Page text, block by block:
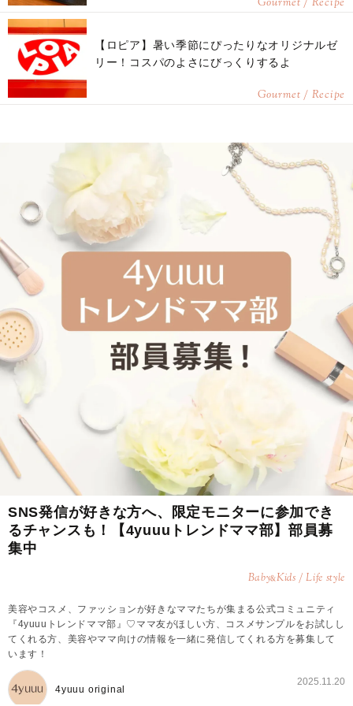
Gourmet / Recipe
【ロピア】暑い季節にぴったりなオリジナルゼ
リー！コスパのよさにびっくりするよ
Gourmet / Recipe
SNS発信が好きな方へ、限定モニターに参加でき
るチャンスも！【4yuuuトレンドママ部】部員募
集中
Baby&Kids / Life style
美容やコスメ、ファッションが好きなママたちが集まる公式コミュニティ
『4yuuuトレンドママ部』♡ママ友がほしい方、コスメサンプルをお試しし
てくれる方、美容やママ向けの情報を一緒に発信してくれる方を募集して
います！
4yuuu original
2025.11.20